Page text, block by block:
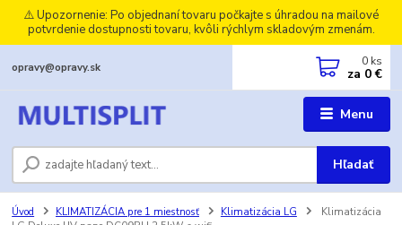
⚠️ Upozornenie: Po objednaní tovaru počkajte s úhradou na mailové
potvrdenie dostupnosti tovaru, kvôli rýchlym skladovým zmenám.
Menu
Hľadať
opravy@opravy.sk 0 ks
za 0 €
Úvod KLIMATIZÁCIA pre 1 miestnosť Klimatizácia LG
Klimatizácia